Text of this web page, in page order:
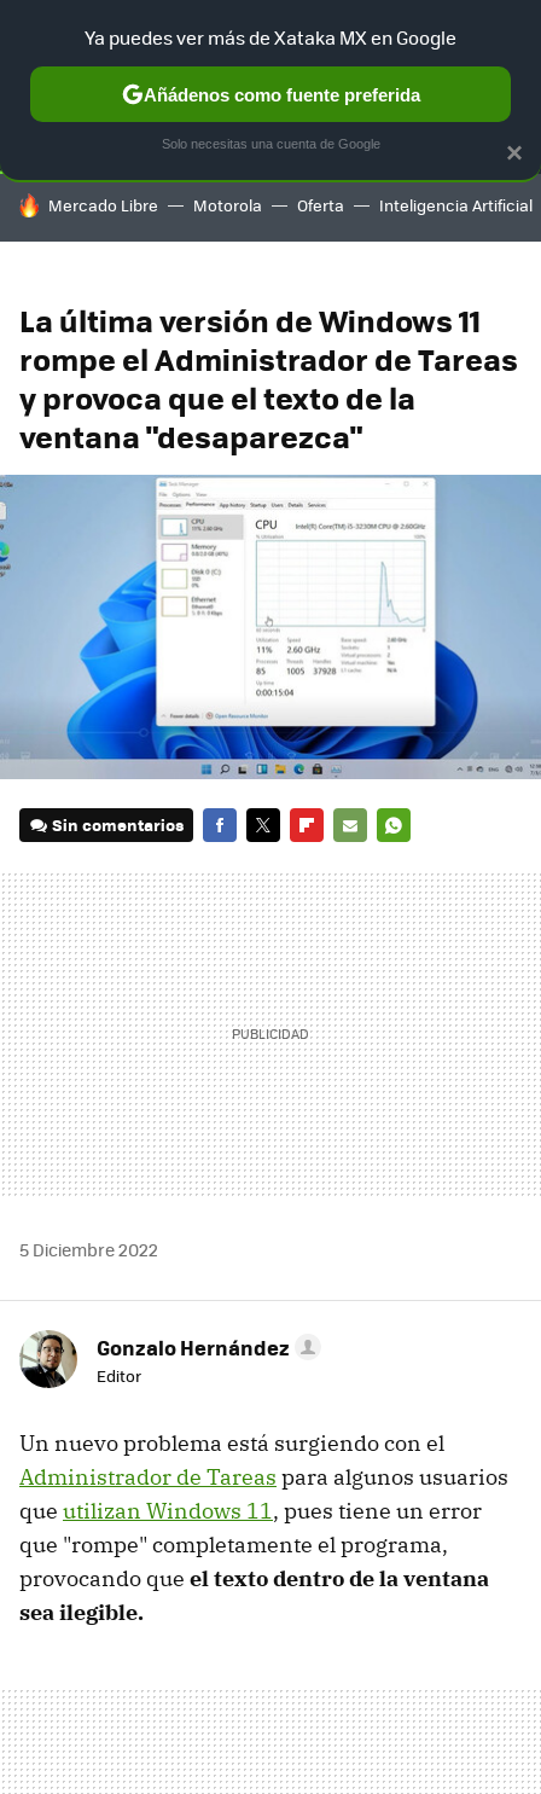
SELECCIÓN GAMING HOME AUTO TERRITORIO
HOY SE HABLA DE
Mercado Libre Motorola Oferta Inteligencia Artificial
La última versión de Windows 11
rompe el Administrador de Tareas
y provoca que el texto de la
ventana "desaparezca"
Sin comentarios
MAIL
5 Diciembre 2022
Gonzalo Hernández
Editor
Un nuevo problema está surgiendo con el
Administrador de Tareas para algunos usuarios
que utilizan Windows 11, pues tiene un error
que "rompe" completamente el programa,
provocando que el texto dentro de la ventana
sea ilegible.
×
Ya puedes ver más de Xataka MX en Google
Añádenos como fuente preferida
Solo necesitas una cuenta de Google